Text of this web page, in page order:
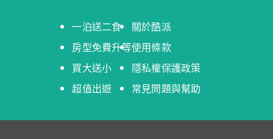
一泊送二食
房型免費升等
買大送小
超值出遊
關於酷派
使用條款
隱私權保護政策
常見問題與幫助